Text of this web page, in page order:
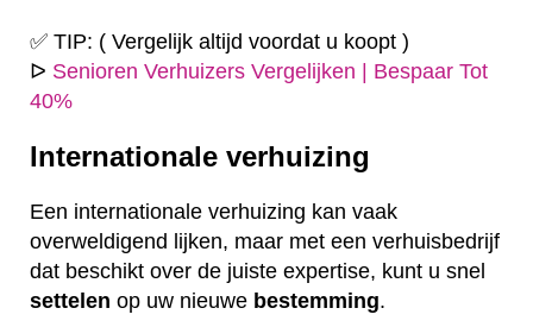
✅ TIP: ( Vergelijk altijd voordat u koopt )
ᐅ Senioren Verhuizers Vergelijken | Bespaar Tot
40%
Internationale verhuizing
Een internationale verhuizing kan vaak
overweldigend lijken, maar met een verhuisbedrijf
dat beschikt over de juiste expertise, kunt u snel
settelen op uw nieuwe bestemming.